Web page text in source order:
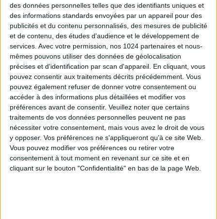
des données personnelles telles que des identifiants uniques et
des informations standards envoyées par un appareil pour des
publicités et du contenu personnalisés, des mesures de publicité
et de contenu, des études d'audience et le développement de
services. Avec votre permission, nos 1024 partenaires et nous-
mêmes pouvons utiliser des données de géolocalisation
précises et d’identification par scan d'appareil. En cliquant, vous
pouvez consentir aux traitements décrits précédemment. Vous
pouvez également refuser de donner votre consentement ou
accéder à des informations plus détaillées et modifier vos
préférences avant de consentir. Veuillez noter que certains
traitements de vos données personnelles peuvent ne pas
nécessiter votre consentement, mais vous avez le droit de vous
y opposer. Vos préférences ne s'appliqueront qu’à ce site Web.
Vous pouvez modifier vos préférences ou retirer votre
consentement à tout moment en revenant sur ce site et en
cliquant sur le bouton "Confidentialité" en bas de la page Web.
Le groupe Action Logement, piloté par les
partenaires sociaux, va étendre la garantie locative
Visale aux travailleurs saisonniers et aux
indépendants.
https://www.capital.fr/immobilier/saisonniers-
independants-bientot-une-caution-gratuite-pour-
vous-aider-a-vous-loger-1471580